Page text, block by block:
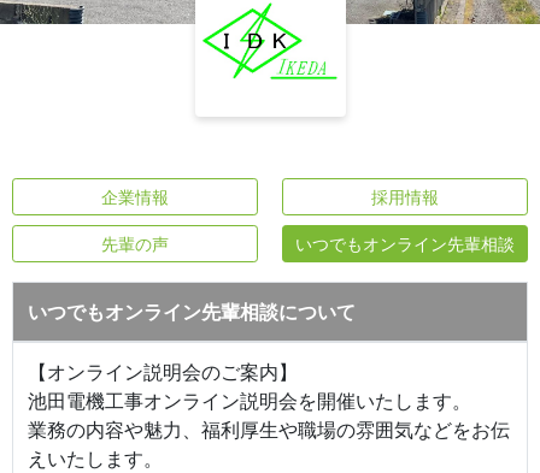
企業情報 採用情報
先輩の声 いつでもオンライン先輩相談
いつでもオンライン先輩相談について
【オンライン説明会のご案内】
池田電機工事オンライン説明会を開催いたします。
業務の内容や魅力、福利厚生や職場の雰囲気などをお伝
えいたします。